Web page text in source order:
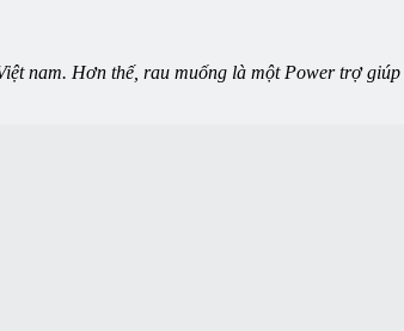
nam. Hơn thế, rau muống là một Power trợ